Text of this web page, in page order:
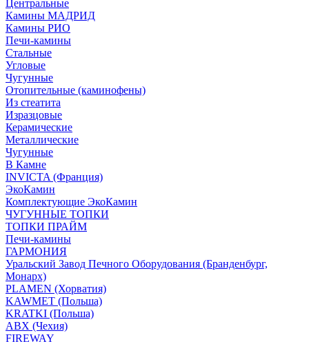
Центральные
Камины МАДРИД
Камины РИО
Печи-камины
Стальные
Угловые
Чугунные
Отопительные (каминофены)
Из стеатита
Изразцовые
Керамические
Металлические
Чугунные
В Камне
INVICTA (Франция)
ЭкоКамин
Комплектующие ЭкоКамин
ЧУГУННЫЕ ТОПКИ
ТОПКИ ПРАЙМ
Печи-камины
ГАРМОНИЯ
Уральский Завод Печного Оборудования (Бранденбург,
Монарх)
PLAMEN (Хорватия)
KAWMET (Польша)
KRATKI (Польша)
ABX (Чехия)
FIREWAY